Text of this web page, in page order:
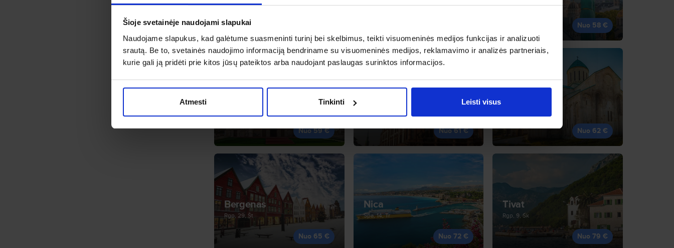
Šioje svetainėje naudojami slapukai
Naudojame slapukus, kad galėtume suasmeninti turinį bei skelbimus, teikti visuomeninės medijos funkcijas ir analizuoti
srautą. Be to, svetainės naudojimo informaciją bendriname su visuomeninės medijos, reklamavimo ir analizės partneriais,
kurie gali ją pridėti prie kitos jūsų pateiktos arba naudojant paslaugas surinktos informacijos.
Atmesti Tinkinti Leisti visus
Sau, 18, Pr Lap, 8, Sk Rgs, 1, An
Nuo 58 €
Nuo 59 € Nuo 61 € Nuo 62 €
Bergenas
Rgp, 29, Št
Nuo 65 €
Nica
Spa, 14, Tr
Nuo 72 €
Tivat
Rgp, 9, Sk
Nuo 79 €